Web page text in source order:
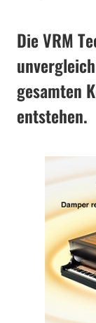
Die VRM
gesamten
entstehen.